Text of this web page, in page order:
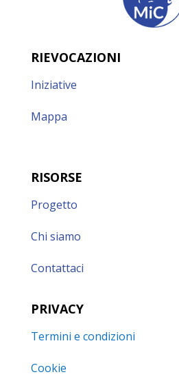
RIEVOCAZIONI
Iniziative
Mappa
RISORSE
Progetto
Chi siamo
Contattaci
PRIVACY
Termini e condizioni
Cookie